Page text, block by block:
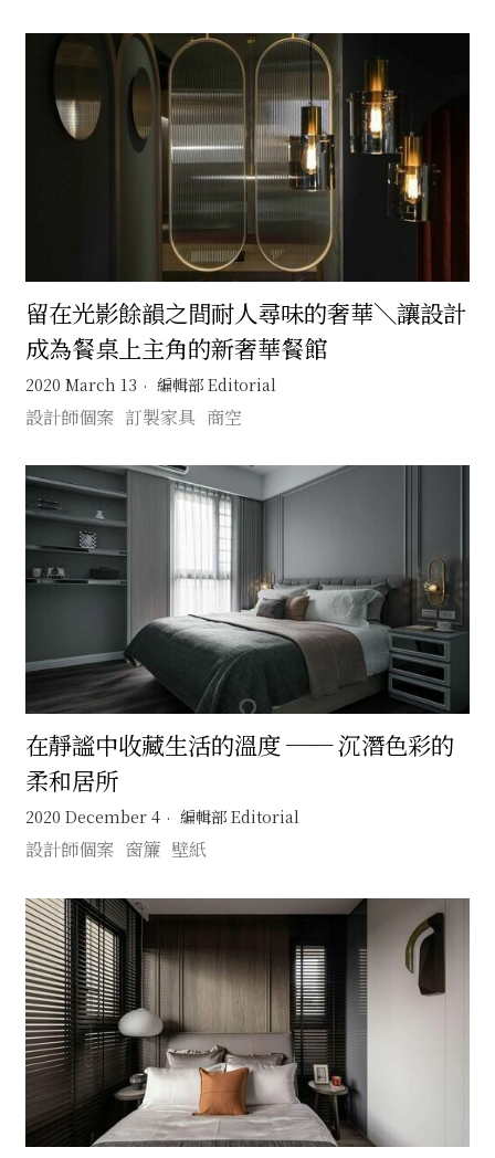
留在光影餘韻之間耐人尋味的奢華＼讓設計
成為餐桌上主角的新奢華餐館
2020 March 13 編輯部 Editorial
設計師個案 訂製家具 商空
在靜謐中收藏生活的溫度 ── 沉潛色彩的
柔和居所
2020 December 4 編輯部 Editorial
設計師個案 窗簾 壁紙